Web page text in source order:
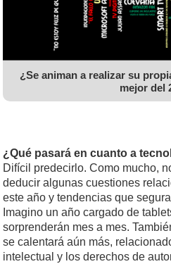
¿Se animan a realizar su
mejor del
¿Qué pasará en cuanto a
Difícil predecirlo. Como mucho,
deducir algunas cuestiones
este año y tendencias que
Imagino un año cargado de
sorprenderán mes a mes.
se calentará aún más,
intelectual y los derechos de